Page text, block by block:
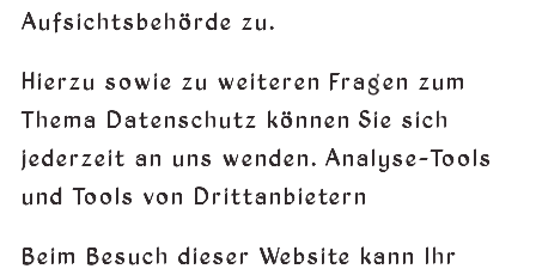
Aufsichtsbehörde zu.
Hierzu sowie zu weiteren Fragen zum
Thema Datenschutz können Sie sich
jederzeit an uns wenden. Analyse-Tools
und Tools von Dritt­anbietern
Beim Besuch dieser Website kann Ihr